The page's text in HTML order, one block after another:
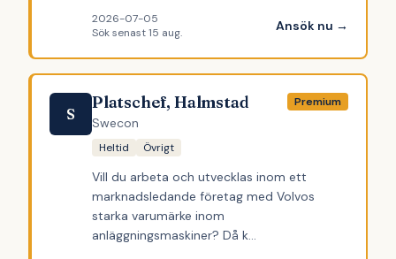
2026-07-05
Sök senast15 aug. Ansök nu →
S
Platschef, Halmstad Premium
Swecon
Heltid Övrigt
Vill du arbeta och utvecklas inom ett
marknadsledande företag med Volvos
starka varumärke inom
anläggningsmaskiner? Då k…